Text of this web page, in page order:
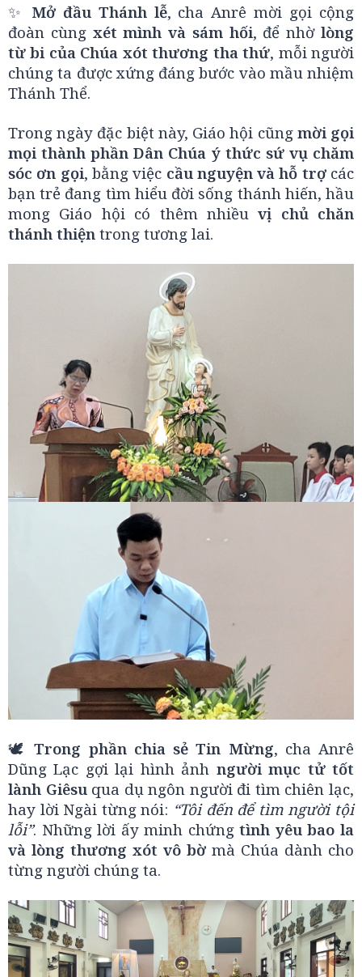
✨ Mở đầu Thánh lễ, cha Anrê mời gọi cộng
đoàn cùng xét mình và sám hối, để nhờlòng
từ bi của Chúa xót thương tha thứ, mỗi người
chúng ta được xứng đáng bước vào mầu nhiệm
Thánh Thể.
Trong ngày đặc biệt này, Giáo hội cũng mời gọi
mọi thành phần Dân Chúa ý thức sứ vụ chăm
sóc ơn gọi, bằng việc cầu nguyện và hỗ trợcác
bạn trẻ đang tìm hiểu đời sống thánh hiến, hầu
mong Giáo hội có thêm nhiềuvị chủ chăn
thánh thiện trong tương lai.
🕊️Trong phần chia sẻ Tin Mừng, cha Anrê
Dũng Lạc gợi lại hình ảnh người mục tử tốt
lành Giêsuqua dụ ngôn người đi tìm chiên lạc,
hay lời Ngài từng nói: “Tôi đến để tìm người tội
lỗi”. Những lời ấy minh chứngtình yêu bao la
và lòng thương xót vô bờ mà Chúa dành cho
từng người chúng ta.